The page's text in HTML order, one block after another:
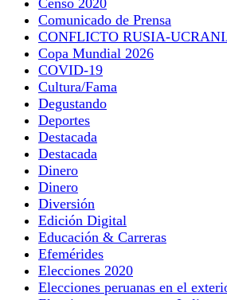
Comunicado de Prensa
CONFLICTO RUSIA-
Copa Mundial 2026
COVID-19
Cultura/Fama
Degustando
Deportes
Destacada
Destacada
Dinero
Dinero
Diversión
Edición Digital
Educación & Carreras
Efemérides
Elecciones 2020
Elecciones peruanas en el